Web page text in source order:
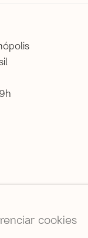
cookies